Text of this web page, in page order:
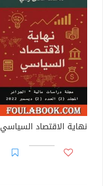
نهاية الاقتصاد السياسي